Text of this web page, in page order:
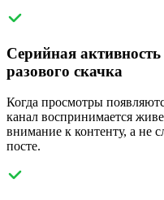
Серийная
разового скачка
Когда просмотры
канал воспринимается
внимание к контенту, а не
посте.